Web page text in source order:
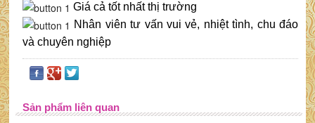
Giá cả tốt nhất thị trường
Nhân viên tư vấn vui vẻ, nhiệt tình, chu đáo
và chuyên nghiệp
Sản phẩm liên quan